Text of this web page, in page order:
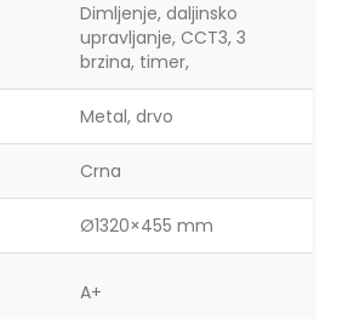
Dimljenje, daljinsko
upravljanje, CCT3, 3
brzina, timer,
Metal, drvo
Crna
Ø1320×455 mm
A+